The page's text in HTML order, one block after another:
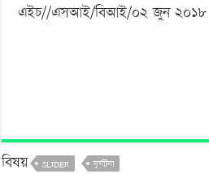
এইচ//এসআই/বিআই/০২ জুন ২০১৮
বিষয় SLIDER দুর্ঘটনা